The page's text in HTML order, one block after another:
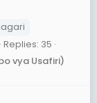
Replies: 35
vya Usafiri)